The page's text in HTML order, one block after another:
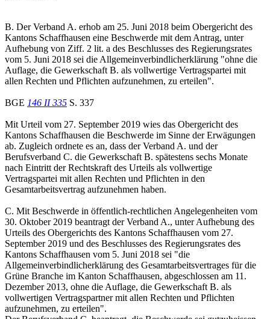
B. Der Verband A. erhob am 25. Juni 2018 beim Obergericht des
Kantons Schaffhausen eine Beschwerde mit dem Antrag, unter
Aufhebung von Ziff. 2 lit. a des Beschlusses des Regierungsrates
vom 5. Juni 2018 sei die Allgemeinverbindlicherklärung "ohne die
Auflage, die Gewerkschaft B. als vollwertige Vertragspartei mit
allen Rechten und Pflichten aufzunehmen, zu erteilen".
BGE 146 II 335 S. 337
Mit Urteil vom 27. September 2019 wies das Obergericht des
Kantons Schaffhausen die Beschwerde im Sinne der Erwägungen
ab. Zugleich ordnete es an, dass der Verband A. und der
Berufsverband C. die Gewerkschaft B. spätestens sechs Monate
nach Eintritt der Rechtskraft des Urteils als vollwertige
Vertragspartei mit allen Rechten und Pflichten in den
Gesamtarbeitsvertrag aufzunehmen haben.
C. Mit Beschwerde in öffentlich-rechtlichen Angelegenheiten vom
30. Oktober 2019 beantragt der Verband A., unter Aufhebung des
Urteils des Obergerichts des Kantons Schaffhausen vom 27.
September 2019 und des Beschlusses des Regierungsrates des
Kantons Schaffhausen vom 5. Juni 2018 sei "die
Allgemeinverbindlicherklärung des Gesamtarbeitsvertrages für die
Grüne Branche im Kanton Schaffhausen, abgeschlossen am 11.
Dezember 2013, ohne die Auflage, die Gewerkschaft B. als
vollwertigen Vertragspartner mit allen Rechten und Pflichten
aufzunehmen, zu erteilen".